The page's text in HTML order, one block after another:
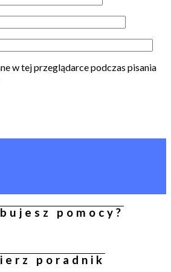
w tej przeglądarce podczas pisania
pomocy?
poradnik